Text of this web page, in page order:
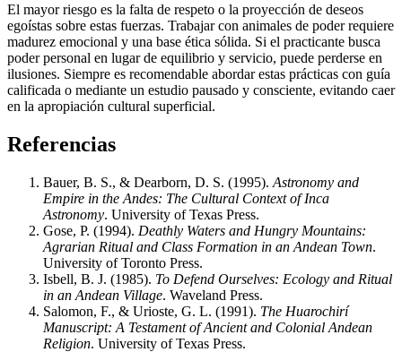
El mayor riesgo es la falta de respeto o la proyección de deseos
egoístas sobre estas fuerzas. Trabajar con animales de poder requiere
madurez emocional y una base ética sólida. Si el practicante busca
poder personal en lugar de equilibrio y servicio, puede perderse en
ilusiones. Siempre es recomendable abordar estas prácticas con guía
calificada o mediante un estudio pausado y consciente, evitando caer
en la apropiación cultural superficial.
Referencias
Bauer, B. S., & Dearborn, D. S. (1995). Astronomy and
Empire in the Andes: The Cultural Context of Inca
Astronomy. University of Texas Press.
Gose, P. (1994). Deathly Waters and Hungry Mountains:
Agrarian Ritual and Class Formation in an Andean Town.
University of Toronto Press.
Isbell, B. J. (1985). To Defend Ourselves: Ecology and Ritual
in an Andean Village. Waveland Press.
Salomon, F., & Urioste, G. L. (1991). The Huarochirí
Manuscript: A Testament of Ancient and Colonial Andean
Religion. University of Texas Press.